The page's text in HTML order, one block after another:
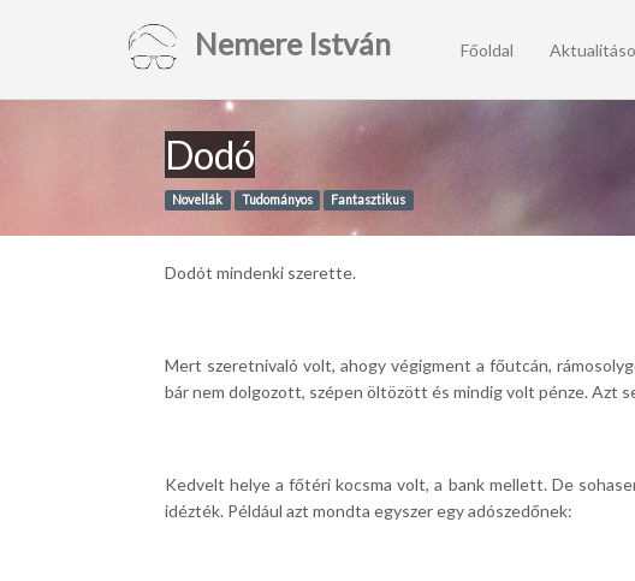
Nemere István Főoldal
Dodó
Novellák Tudományos Fantasztikus
Dodót mindenki szerette.
Mert szeretnivaló volt, ahogy végigment a főutcán,
bár nem dolgozott, szépen öltözött és mindig volt pénze. Azt
Kedvelt helye a főtéri kocsma volt, a bank mellett. De
idézték. Például azt mondta egyszer egy adószedőnek: